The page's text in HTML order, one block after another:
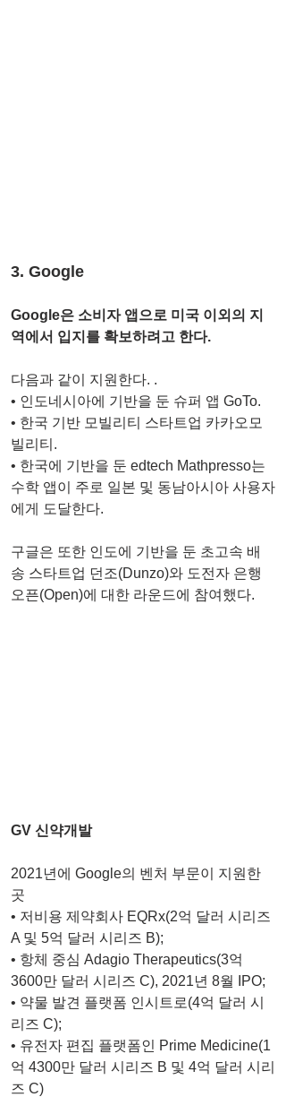
3. Google
Google은 소비자 앱으로 미국 이외의 지
역에서 입지를 확보하려고 한다.
다음과 같이 지원한다. .
• 인도네시아에 기반을 둔 슈퍼 앱 GoTo.
• 한국 기반 모빌리티 스타트업 카카오모
빌리티.
• 한국에 기반을 둔 edtech Mathpresso는
수학 앱이 주로 일본 및 동남아시아 사용자
에게 도달한다.
구글은 또한 인도에 기반을 둔 초고속 배
송 스타트업 던조(Dunzo)와 도전자 은행
오픈(Open)에 대한 라운드에 참여했다.
GV 신약개발
2021년에 Google의 벤처 부문이 지원한
곳
• 저비용 제약회사 EQRx(2억 달러 시리즈
A 및 5억 달러 시리즈 B);
• 항체 중심 Adagio Therapeutics(3억
3600만 달러 시리즈 C), 2021년 8월 IPO;
• 약물 발견 플랫폼 인시트로(4억 달러 시
리즈 C);
• 유전자 편집 플랫폼인 Prime Medicine(1
억 4300만 달러 시리즈 B 및 4억 달러 시리
즈 C)